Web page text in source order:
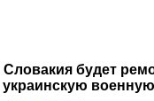
Словакия будет
украинскую